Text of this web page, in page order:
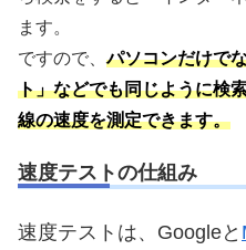
ます。
ですので、パソコンだけで
ト」などでも同じように検
線の速度を測定できます。
速度テストの仕組み
速度テストは、Googleと